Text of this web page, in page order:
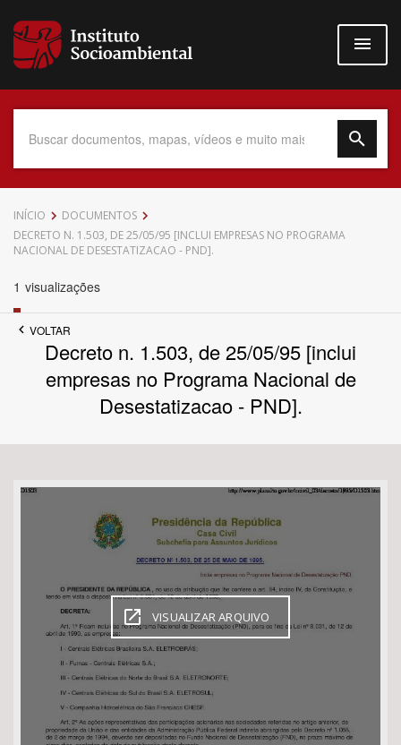
para
conteúdo
Data do Documento
Povo Indígena
Bioma / Bacia
Tema
Área de Levantamento
Área Protegida
INÍCIO
DOCUMENTOS
DECRETO N. 1.503, DE 25/05/95 [INCLUI EMPRESAS NO PROGRAMA
NACIONAL DE DESESTATIZACAO - PND].
1 visualizações
VOLTAR
Decreto n. 1.503, de 25/05/95 [inclui
empresas no Programa Nacional de
Desestatizacao - PND].
VISUALIZAR ARQUIVO